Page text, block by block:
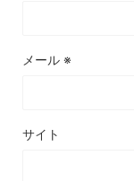
メール ※
サイト